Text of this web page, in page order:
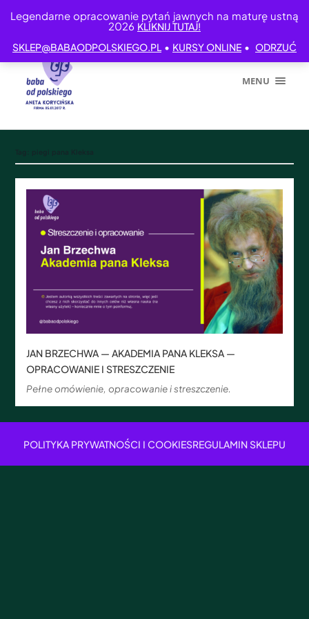
Legendarne opracowanie pytań jawnych na maturę ustną
2026 KLIKNIJ TUTAJ!
SKLEP@BABAODPOLSKIEGO.PL • KURSY ONLINE • ODRZUĆ
MENU
JAN BRZECHWA — AKADEMIA PANA KLEKSA —
OPRACOWANIE I STRESZCZENIE
Pełne omówienie, opracowanie i streszczenie.
POLITYKA PRYWATNOŚCI I COOKIESREGULAMIN SKLEPU